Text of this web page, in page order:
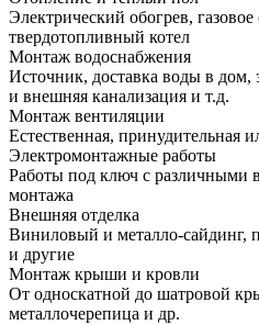
Электрический обогрев,
твердотопливный котел
Монтаж водоснабжения
Источник, доставка воды в дом,
и внешняя канализация и т.д.
Монтаж вентиляции
Естественная, принудительная
Электромонтажные работы
Работы под ключ с различными
монтажа
Внешняя отделка
Виниловый и металло-сайдинг,
и другие
Монтаж крыши и кровли
От односкатной до шатровой
металлочерепица и др.